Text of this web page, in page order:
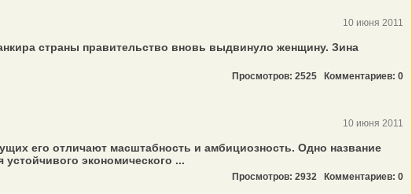
10 июня 2011
страны правительство вновь выдвинуло женщину. Зина
Просмотров: 2525 Комментариев: 0
10 июня 2011
его отличают масштабность и амбициозность. Одно название
экономического ...
Просмотров: 2932 Комментариев: 0